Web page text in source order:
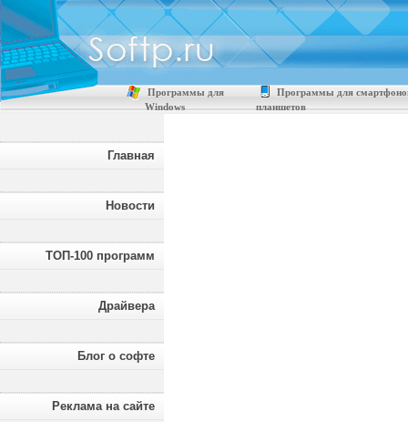
Программы для
Windows
Программы для
планшетов
Главная
Новости
ТОП-100 программ
Драйвера
Блог о софте
Реклама на сайте